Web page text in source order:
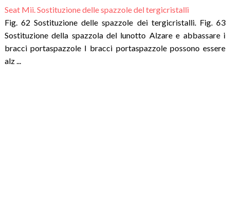
Seat Mii. Sostituzione delle spazzole del tergicristalli
Fig. 62 Sostituzione delle spazzole dei tergicristalli. Fig. 63
Sostituzione della spazzola del lunotto Alzare e abbassare i
bracci portaspazzole I bracci portaspazzole possono essere
alz ...